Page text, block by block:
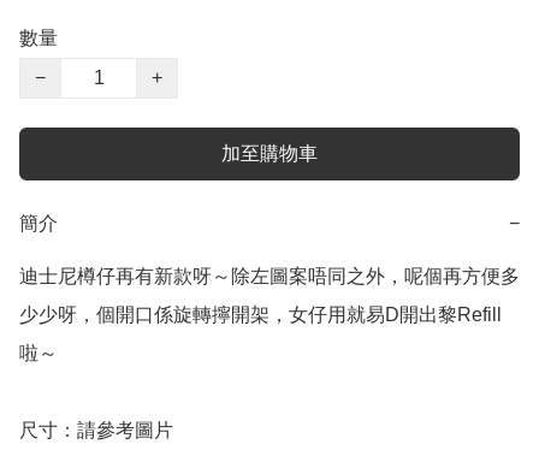
數量
−
+
加至購物車
簡介 −
迪士尼樽仔再有新款呀～除左圖案唔同之外，呢個再方便多
少少呀，個開口係旋轉擰開架，女仔用就易D開出黎Refill
啦～
尺寸：請參考圖片